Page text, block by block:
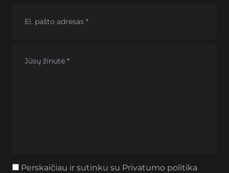
Perskaičiau ir sutinku su Privatumo politika